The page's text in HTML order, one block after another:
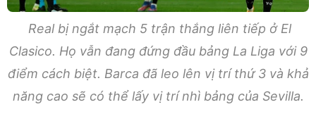
Real bị ngắt mạch 5 trận thắng liên tiếp ở El
Clasico. Họ vẫn đang đứng đầu bảng La Liga với 9
điểm cách biệt. Barca đã leo lên vị trí thứ 3 và khả
năng cao sẽ có thể lấy vị trí nhì bảng của Sevilla.